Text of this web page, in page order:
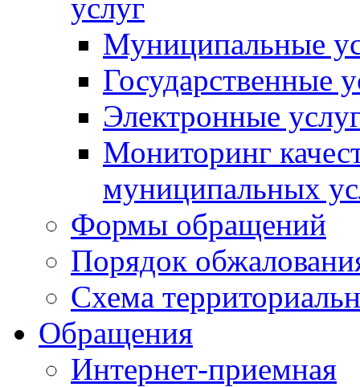
услуг
Муниципальные
Государственные
Электронные
Мониторинг
муниципальных
Формы обращений
Порядок
Схема
Обращения
Интернет-приемная